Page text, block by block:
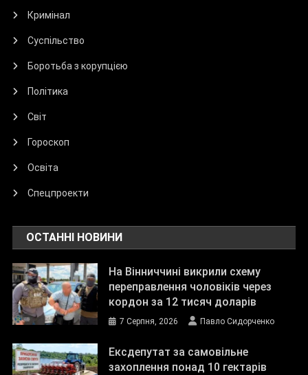
Кримінал
Суспільство
Боротьба з корупцією
Політика
Світ
Гороскоп
Освіта
Спецпроекти
ОСТАННІ НОВИНИ
На Вінниччині викрили схему
переправлення чоловіків через
кордон за 12 тисяч доларів
7 Серпня, 2026 Павло Сидорченко
Ексдепутат за самовільне
захоплення понад 10 гектарів